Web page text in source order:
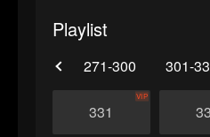
Playlist
271-300 301-
331
VIP